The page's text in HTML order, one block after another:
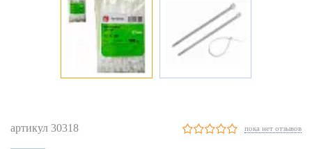
артикул 30318 пока нет отзывов